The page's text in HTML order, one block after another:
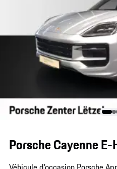
Porsche Cayenne